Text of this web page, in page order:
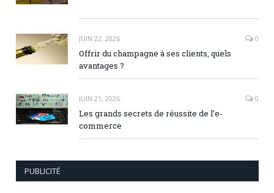
JUIN 22, 2026 0
Offrir du champagne à ses clients, quels
avantages ?
JUIN 21, 2026 0
Les grands secrets de réussite de l’e-
commerce
PUBLICITÉ